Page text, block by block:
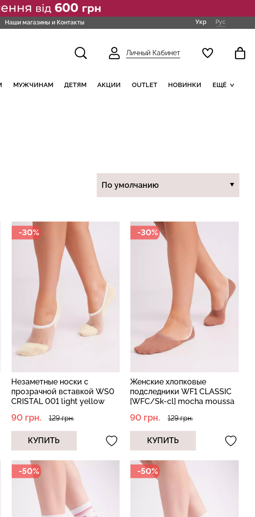
Наши магазины и Контакты Укр Рус
Личный Кабинет
МУЖЧИНАМ ДЕТЯМ АКЦИИ OUTLET НОВИНКИ ЕЩЁ
-30%
Незаметные носки с
прозрачной вставкой WS0
CRISTAL 001 light yellow
90 грн. 129 грн.
КУПИТЬ
-30%
Женские хлопковые
подследники WF1 CLASSIC
[WFC/Sk-cl] mocha moussa
90 грн. 129 грн.
КУПИТЬ
-50% -50%
бразилиана с
коррекцией
SHAPEWEAR
(черный) Giulia
369 грн.
Бесшовные стринги STRING
BRIEFS (черный) Giulia
179 грн.
с пуш-ап
бесшовные
SHAPE black
Бесшовные трусы хипстеры
HIPSTER BRIEFS (бежевый)